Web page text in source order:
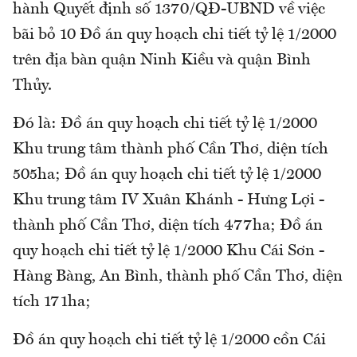
hành Quyết định số 1370/QĐ-UBND về việc
bãi bỏ 10 Đồ án quy hoạch chi tiết tỷ lệ 1/2000
trên địa bàn quận Ninh Kiều và quận Bình
Thủy.
Đó là: Đồ án quy hoạch chi tiết tỷ lệ 1/2000
Khu trung tâm thành phố Cần Thơ, diện tích
505ha; Đồ án quy hoạch chi tiết tỷ lệ 1/2000
Khu trung tâm IV Xuân Khánh - Hưng Lợi -
thành phố Cần Thơ, diện tích 477ha; Đồ án
quy hoạch chi tiết tỷ lệ 1/2000 Khu Cái Sơn -
Hàng Bàng, An Bình, thành phố Cần Thơ, diện
tích 171ha;
Đồ án quy hoạch chi tiết tỷ lệ 1/2000 cồn Cái